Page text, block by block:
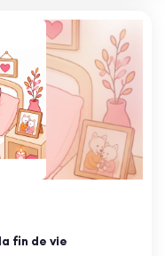
fin de vie